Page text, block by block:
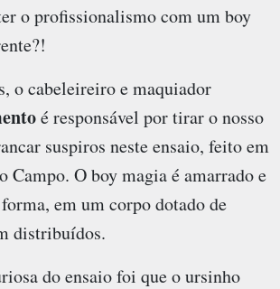
o profissionalismo com um boy
o cabeleireiro e maquiador
é responsável por tirar o nosso
suspiros neste ensaio, feito em
Campo. O boy magia é amarrado e
em um corpo dotado de
distribuídos.
do ensaio foi que o ursinho